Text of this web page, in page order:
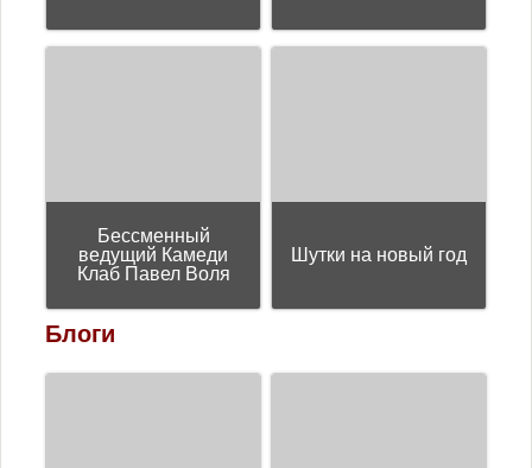
Бессменный
ведущий Камеди
Клаб Павел Воля
Шутки на новый год
Блоги